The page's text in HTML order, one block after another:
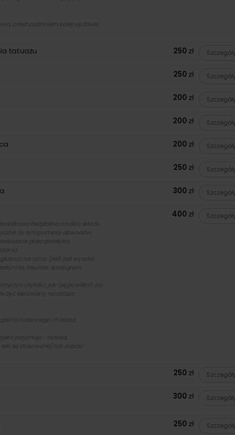
przed podaniem kolejnej dawki
tatuażu 250 zł
250 zł
200 zł
200 zł
200 zł
250 zł
300 zł
bezpłatna analiza składu
(w tym pomiary obwodów,
przez dietetyka.
na czczo (jeśli jest wysoka
insulina, lipidogram,
otyłości, jak i jej powikłań, po
być kierowany na dalszą
rodzinnego chorobą
przyjmuje - dawka,
są stosowane) lub zabrać
400 zł
250 zł
300 zł
250 zł